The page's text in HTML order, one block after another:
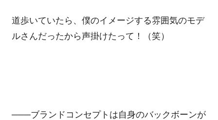
道歩いていたら、僕のイメージする雰囲気のモデ
ルさんだったから声掛けたって！（笑）
───ブランドコンセプトは自身のバックボーンが